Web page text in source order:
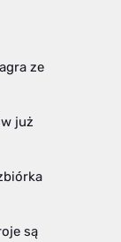
ze
już
są